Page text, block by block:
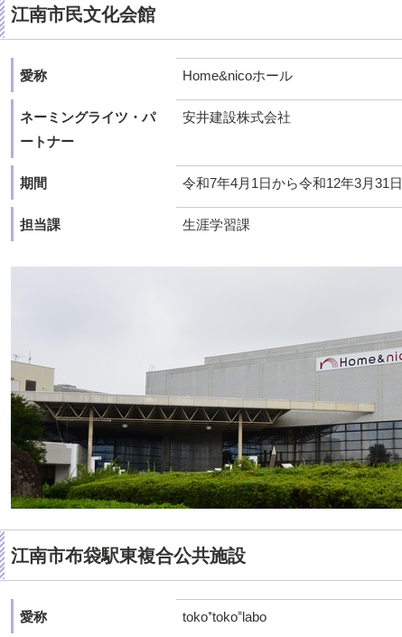
江南市民文化会館
愛称 Home&nicoホール
ネーミングライツ・パ
ートナー
安井建設株式会社
期間 令和7年4月1日から令和12年3月31日
担当課 生涯学習課
江南市布袋駅東複合公共施設
愛称 toko⁺toko⁼labo